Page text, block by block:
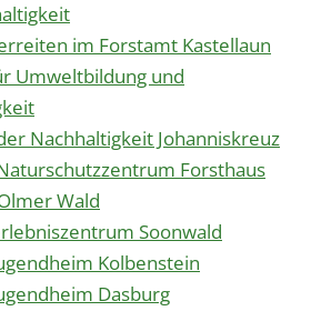
im Forstamt Kastellaun
Umweltbildung und
Nachhaltigkeit Johanniskreuz
Forsthaus
Wald
Soonwald
Kolbenstein
Dasburg